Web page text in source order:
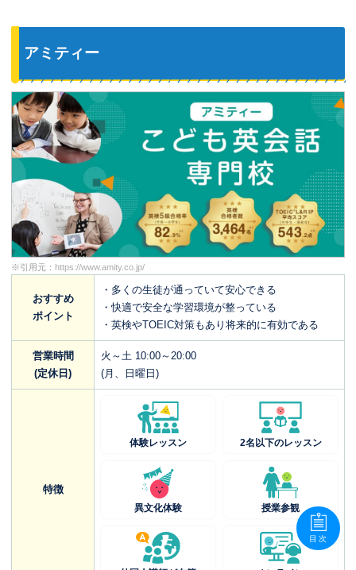
アミティー
※引用元： https://www.amity.co.jp/
おすすめ
ポイント
・多くの生徒が通っていて安心できる
・快適で安全な学習環境が整っている
・英検やTOEIC対策もあり将来的に有効である
営業時間
(定休日)
火～土 10:00～20:00
(月、日曜日)
特徴
体験レッスン 2名以下のレッスン
異文化体験 授業参観
目次